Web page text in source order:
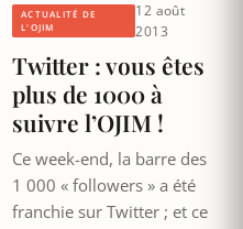
ACTUALITÉ DE
L'OJIM
12 août
2013
Twitter : vous êtes
plus de 1000 à
suivre l’OJIM !
Ce week-end, la barre des
1 000 « followers » a été
franchie sur Twitter ; et ce